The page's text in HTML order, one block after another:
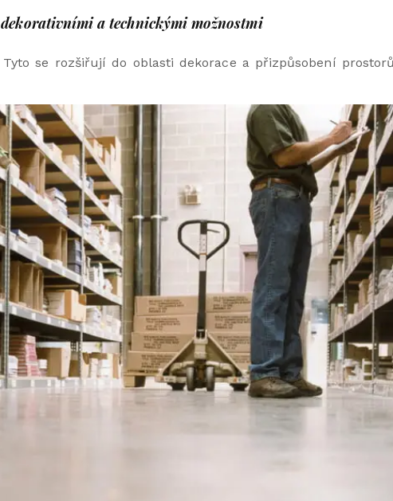
a technickými možnostmi
se rozšiřují do oblasti dekorace a přizpůsobení